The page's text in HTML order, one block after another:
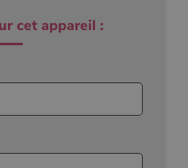
cet appareil :